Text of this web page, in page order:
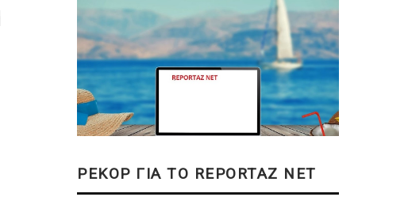
ΡΕΚΟΡ ΓΙΑ ΤΟ REPORTAZ NET